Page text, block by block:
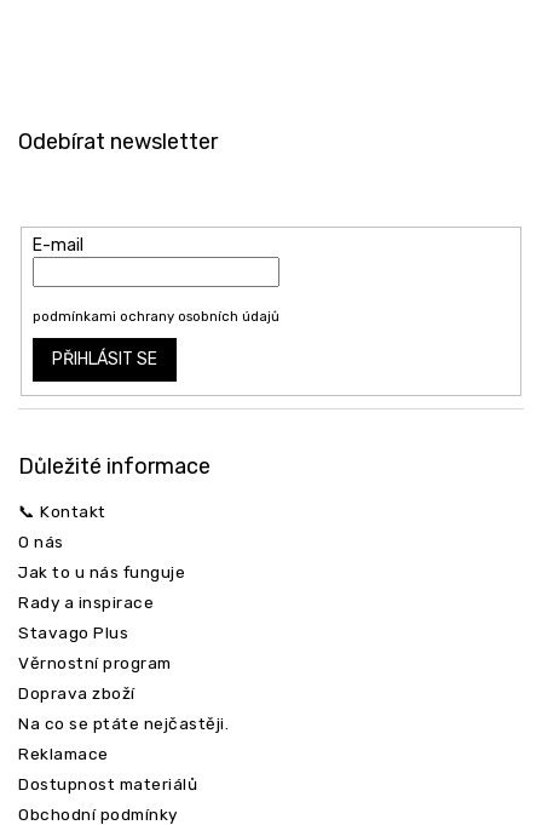
Odebírat newsletter
E-mail
podmínkami ochrany osobních údajů
PŘIHLÁSIT SE
Důležité informace
📞 Kontakt
O nás
Jak to u nás funguje
Rady a inspirace
Stavago Plus
Věrnostní program
Doprava zboží
Na co se ptáte nejčastěji.
Reklamace
Dostupnost materiálů
Obchodní podmínky